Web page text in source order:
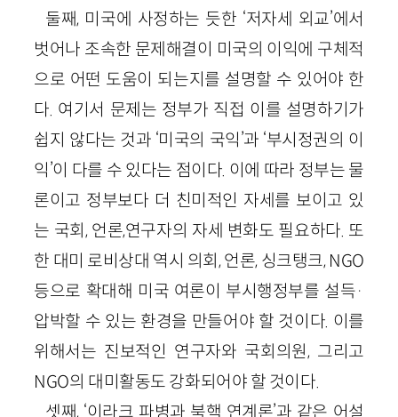
둘째, 미국에 사정하는 듯한 ‘저자세 외교’에서
벗어나 조속한 문제해결이 미국의 이익에 구체적
으로 어떤 도움이 되는지를 설명할 수 있어야 한
다. 여기서 문제는 정부가 직접 이를 설명하기가
쉽지 않다는 것과 ‘미국의 국익’과 ‘부시정권의 이
익’이 다를 수 있다는 점이다. 이에 따라 정부는 물
론이고 정부보다 더 친미적인 자세를 보이고 있
는 국회, 언론,연구자의 자세 변화도 필요하다. 또
한 대미 로비상대 역시 의회, 언론, 싱크탱크, NGO
등으로 확대해 미국 여론이 부시행정부를 설득·
압박할 수 있는 환경을 만들어야 할 것이다. 이를
위해서는 진보적인 연구자와 국회의원, 그리고
NGO의 대미활동도 강화되어야 할 것이다.
셋째, ‘이라크 파병과 북핵 연계론’과 같은 어설